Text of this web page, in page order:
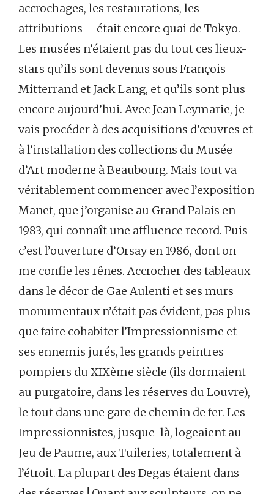
accrochages, les restaurations, les
attributions – était encore quai de Tokyo.
Les musées n’étaient pas du tout ces lieux-
stars qu’ils sont devenus sous François
Mitterrand et Jack Lang, et qu’ils sont plus
encore aujourd’hui. Avec Jean Leymarie, je
vais procéder à des acquisitions d’œuvres et
à l’installation des collections du Musée
d’Art moderne à Beaubourg. Mais tout va
véritablement commencer avec l’exposition
Manet, que j’organise au Grand Palais en
1983, qui connaît une affluence record. Puis
c’est l’ouverture d’Orsay en 1986, dont on
me confie les rênes. Accrocher des tableaux
dans le décor de Gae Aulenti et ses murs
monumentaux n’était pas évident, pas plus
que faire cohabiter l’Impressionnisme et
ses ennemis jurés, les grands peintres
pompiers du XIXème siècle (ils dormaient
au purgatoire, dans les réserves du Louvre),
le tout dans une gare de chemin de fer. Les
Impressionnistes, jusque-là, logeaient au
Jeu de Paume, aux Tuileries, totalement à
l’étroit. La plupart des Degas étaient dans